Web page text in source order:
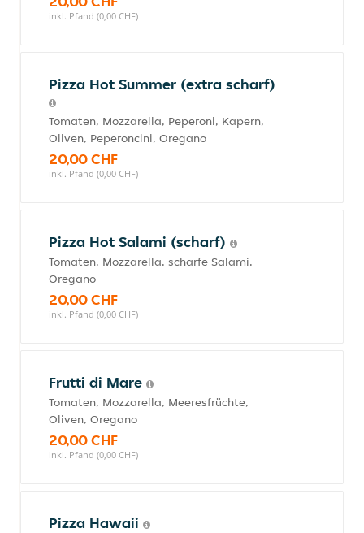
inkl. Pfand (0,00 CHF)
Pizza Hot Summer (extra scharf)
Tomaten, Mozzarella, Peperoni, Kapern,
Oliven, Peperoncini, Oregano
20,00 CHF
inkl. Pfand (0,00 CHF)
Pizza Hot Salami (scharf)
Tomaten, Mozzarella, scharfe Salami,
Oregano
20,00 CHF
inkl. Pfand (0,00 CHF)
Frutti di Mare
Tomaten, Mozzarella, Meeresfrüchte,
Oliven, Oregano
20,00 CHF
inkl. Pfand (0,00 CHF)
Pizza Hawaii